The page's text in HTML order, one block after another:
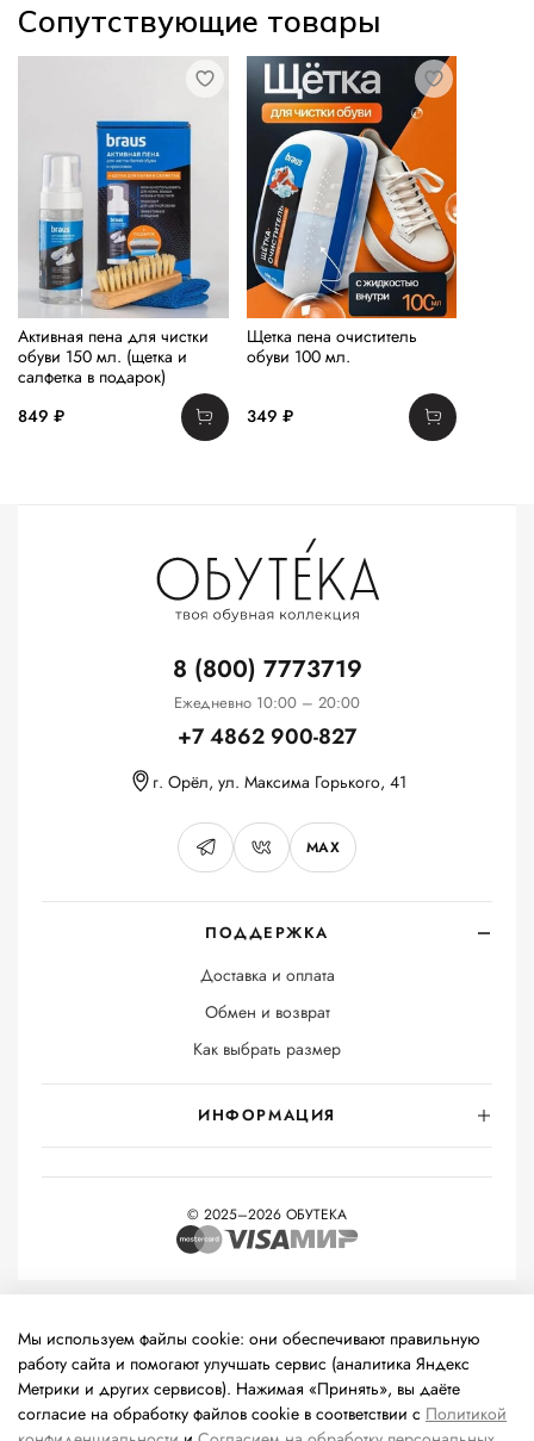
Сопутствующие товары
Активная пена для чистки
обуви 150 мл. (щетка и
салфетка в подарок)
849 ₽
Щетка пена очиститель
обуви 100 мл.
349 ₽
ПОДДЕРЖКА
Доставка и оплата
Обмен и возврат
Как выбрать размер
ИНФОРМАЦИЯ
8 (800) 7773719
Ежедневно 10:00 – 20:00
+7 4862 900-827
г. Орёл, ул. Максима Горького, 41
MAX
© 2025–2026 ОБУТЕКА
технологии
(информационные технологии предоставления
информации на основе сбора, систематизации и анализа
сведений, относящихся к предпочтениям пользователей сети
«Интернет», находящихся на территории Российской
Федерации).
Мы используем файлы cookie: они обеспечивают правильную
работу сайта и помогают улучшать сервис (аналитика Яндекс
Метрики и других сервисов). Нажимая «Принять», вы даёте
согласие на обработку файлов cookie в соответствии с Политикой